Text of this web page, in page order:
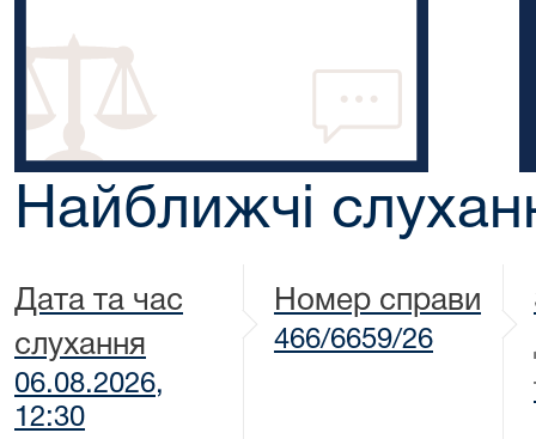
Найближчі
Дата та час
слухання
06.08.2026,
12:30
Номер справи
466/6659/26